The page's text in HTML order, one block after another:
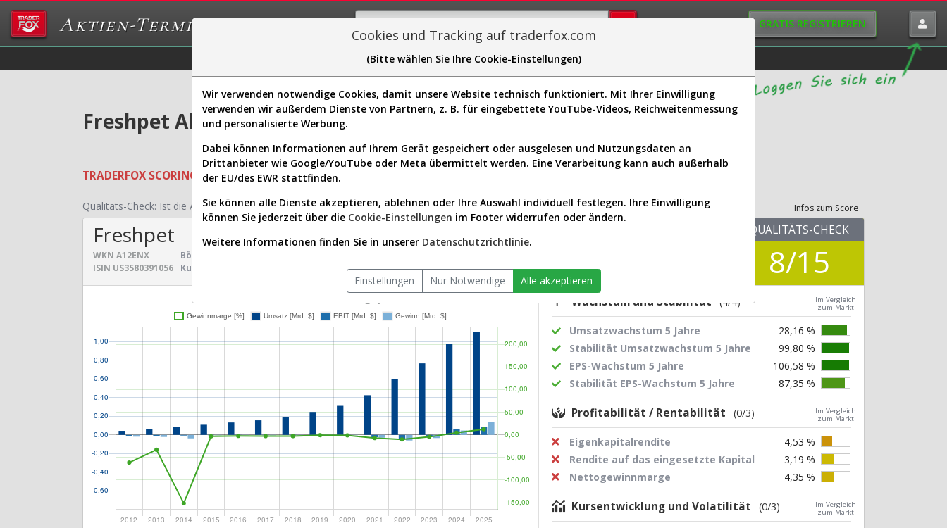
Aktien-Terminal GRATIS REGISTRIEREN
Sector-Spider Easy-Scan Visualizations
Freshpet Aktie: Realtime-Kurs & Analyse (A12ENX | FRPT)
TRADERFOX SCORING SYSTEMS: Qualitäts-Check
Qualitäts-Check: Ist die Aktie zum Investieren geeignet? Infos zum Score
Freshpet
WKN A12ENX
ISIN US3580391056
Börsenwert:
Kurs:
Universum: USA 2000 (v)
0,00 %
QUALITÄTS-CHECK
8/15
Wachstum und Stabilität (4/4)
Im Vergleich
zum Markt
Umsatzwachstum 5 Jahre
28,16 %
Stabilität Umsatzwachstum 5 Jahre
99,80 %
EPS-Wachstum 5 Jahre
106,58 %
Stabilität EPS-Wachstum 5 Jahre
87,35 %
Profitabilität / Rentabilität (0/3)
Im Vergleich
zum Markt
Eigenkapitalrendite
4,53 %
Rendite auf das eingesetzte Kapital
3,19 %
Nettogewinnmarge
4,35 %
Kursentwicklung und Volatilität (0/3)
Im Vergleich
zum Markt
Cookies und Tracking auf traderfox.com
(Bitte wählen Sie Ihre Cookie-Einstellungen)
Wir verwenden notwendige Cookies, damit unsere Website technisch funktioniert. Mit Ihrer Einwilligung
verwenden wir außerdem Dienste von Partnern, z. B. für eingebettete YouTube-Videos, Reichweitenmessung
und personalisierte Werbung.
Dabei können Informationen auf Ihrem Gerät gespeichert oder ausgelesen und Nutzungsdaten an
Drittanbieter wie Google/YouTube oder Meta übermittelt werden. Eine Verarbeitung kann auch außerhalb
der EU/des EWR stattfinden.
Sie können alle Dienste akzeptieren, ablehnen oder Ihre Auswahl individuell festlegen. Ihre Einwilligung
können Sie jederzeit über die Cookie-Einstellungen im Footer widerrufen oder ändern.
Weitere Informationen finden Sie in unserer Datenschutzrichtlinie.
Einstellungen Nur Notwendige Alle akzeptieren